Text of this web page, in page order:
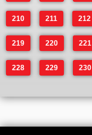
210 211 212
219 220 221
228 229 230